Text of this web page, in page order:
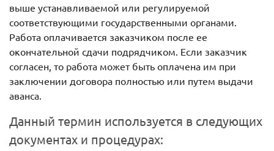
выше устанавливаемой или регулируемой
соответствующими государственными органами.
Работа оплачивается заказчиком после ее
окончательной сдачи подрядчиком. Если заказчик
согласен, то работа может быть оплачена им при
заключении договора полностью или путем выдачи
аванса.
Данный термин используется в следующих
документах и процедурах: